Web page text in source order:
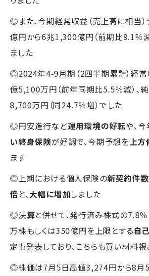
◎また、今期経常収益（売上高に相当
億円から6兆1,300億円（前期比9.1％
ました
◎2024年4-9月期（2四半期累計）経
億5,100万円（前年同期比5.5％減）、
8,700万円（同24.7％増）でした
◎円安進行など運用環境の好転や、
い終身保険が好調で、今期予想を 上
ます
◎上期における個人保険の新契約件数
倍と、大幅に増加しました
◎決算と併せて、発行済み株式の7.8
万株もしくは350億円を上限とする自
定も発表しており、こちらも買い材料
◎株価は7月5日高値3,274円から8月